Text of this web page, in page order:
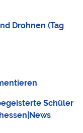
Drohnen (Tag
Schüler